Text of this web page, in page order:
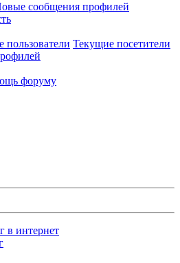
сообщения профилей
пользователи Текущие посетители
форуму
в интернет